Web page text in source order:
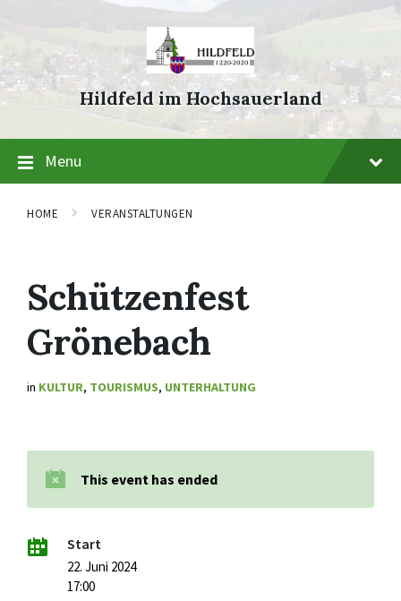
navigation
Hildfeld im Hochsauerland
Menu
HOME VERANSTALTUNGEN
Schützenfest
Grönebach
in KULTUR, TOURISMUS, UNTERHALTUNG
This event has ended
Start
22. Juni 2024
17:00